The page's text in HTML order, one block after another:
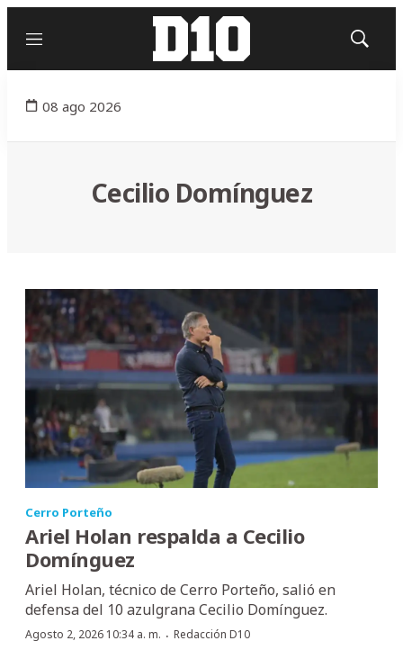
Menú
Mostrar
08 ago 2026
Cecilio Domínguez
Cerro Porteño
Ariel Holan respalda a Cecilio
Domínguez
Ariel Holan, técnico de Cerro Porteño, salió en
defensa del 10 azulgrana Cecilio Domínguez.
Agosto 2, 2026 10:34 a. m. · Redacción D10